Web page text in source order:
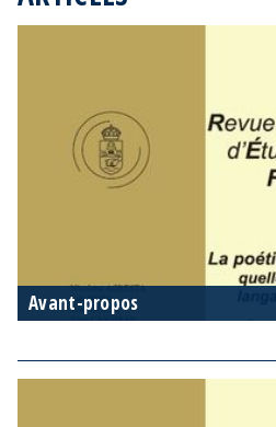
Avant-propos